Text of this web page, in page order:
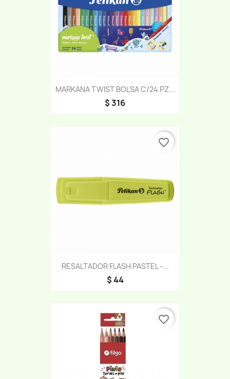
MARKANA TWIST BOLSA C/24 PZ...
$ 316
RESALTADOR FLASH PASTEL -...
$ 44
favorite_border
favorite_border